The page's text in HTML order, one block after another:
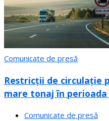
Comunicate de presă
Restricții de circulație
mare tonaj în perioada
Comunicate de presă